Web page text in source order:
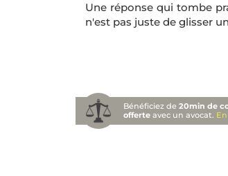
Une réponse qui tombe
n'est pas juste de glisser
Bénéficiez de20min de
offerte avec un avocat.